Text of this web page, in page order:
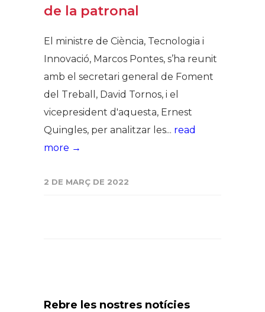
de la patronal
El ministre de Ciència, Tecnologia i
Innovació, Marcos Pontes, s’ha reunit
amb el secretari general de Foment
del Treball, David Tornos, i el
vicepresident d'aquesta, Ernest
Quingles, per analitzar les... read
more →
2 DE MARÇ DE 2022
Rebre les nostres notícies